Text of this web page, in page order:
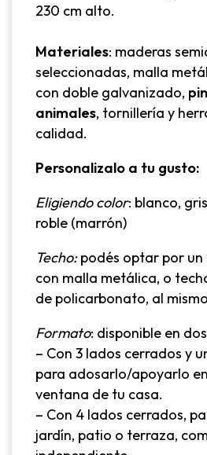
230 cm alto.
Materiales: maderas
seleccionadas, malla
con doble galvanizado,
animales, tornillería y
calidad.
Personalizalo a tu gusto:
Eligiendo color: blanco,
roble (marrón)
Techo:podés optar por
con malla metálica, o
de policarbonato, al
Formato: disponible en
– Con 3 lados cerrados y
para adosarlo/apoyarlo
ventana de tu casa.
– Con 4 lados cerrados,
jardín, patio o terraza,